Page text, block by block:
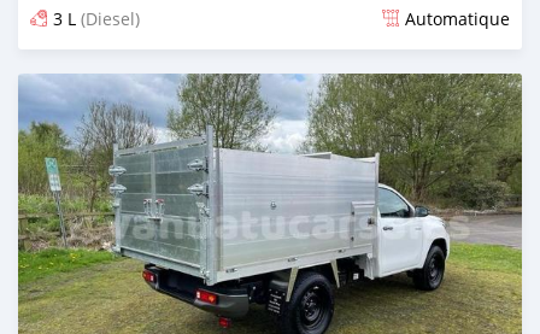
3 L (Diesel) Automatique
Publié il y a plus de 2 ans